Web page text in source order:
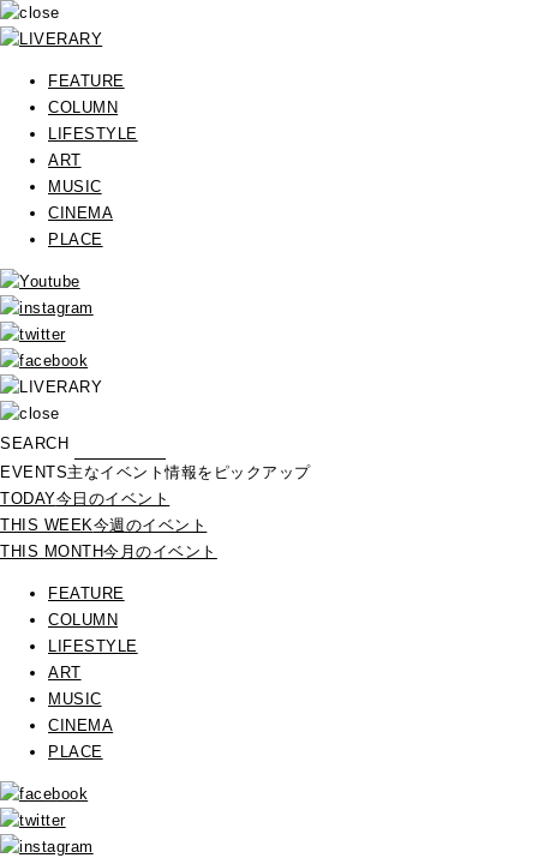
FEATURE
COLUMN
LIFESTYLE
ART
MUSIC
CINEMA
PLACE
SEARCH
EVENTS主なイベント情報をピックアップ
TODAY今日のイベント
THIS WEEK今週のイベント
THIS MONTH今月のイベント
FEATURE
COLUMN
LIFESTYLE
ART
MUSIC
CINEMA
PLACE